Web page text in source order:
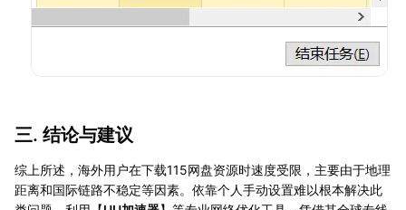
三. 结论与建议
综上所述，海外用户在下载115网盘资源时速度受限，主要由于地理
距离和国际链路不稳定等因素。依靠个人手动设置难以根本解决此